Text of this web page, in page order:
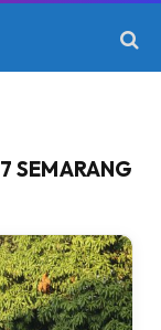
SEMARANG